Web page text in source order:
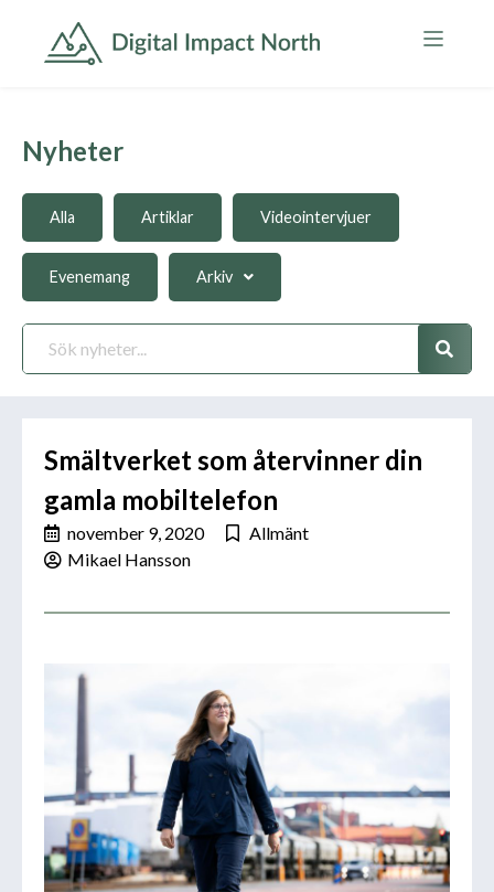
Nyheter
Alla Artiklar Videointervjuer
Evenemang Arkiv
Smältverket som återvinner din
gamla mobiltelefon
november 9, 2020
Allmänt
Mikael Hansson